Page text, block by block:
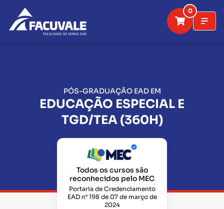
0
PÓS-GRADUAÇÃO EAD EM
EDUCAÇÃO ESPECIAL E
TGD/TEA (360H)
Todos os cursos são
reconhecidos pelo MEC
Portaria de Credenciamento
EAD n° 198 de 07 de março de
2024